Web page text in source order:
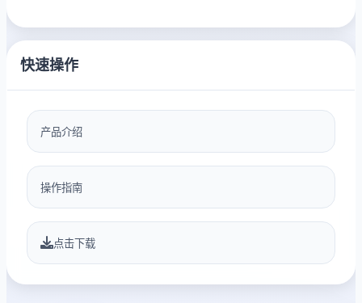
快速操作
产品介绍
操作指南
点击下载